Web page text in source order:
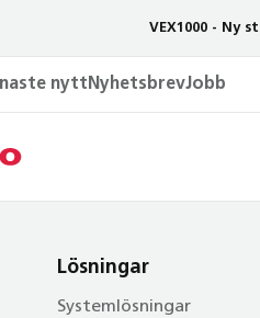
VEX1000 - Ny
nytt NyhetsbrevJobb
Lösningar
Systemlösningar